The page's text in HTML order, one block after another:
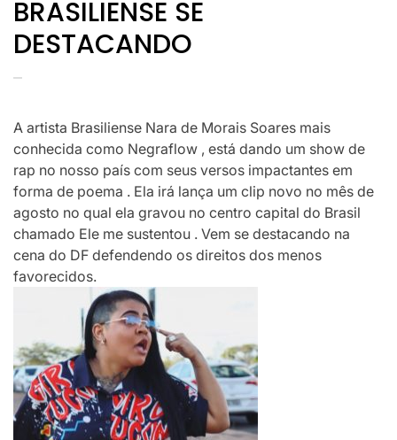
BRASILIENSE SE
DESTACANDO
A artista Brasiliense Nara de Morais Soares mais
conhecida como Negraflow , está dando um show de
rap no nosso país com seus versos impactantes em
forma de poema . Ela irá lança um clip novo no mês de
agosto no qual ela gravou no centro capital do Brasil
chamado Ele me sustentou . Vem se destacando na
cena do DF defendendo os direitos dos menos
favorecidos.